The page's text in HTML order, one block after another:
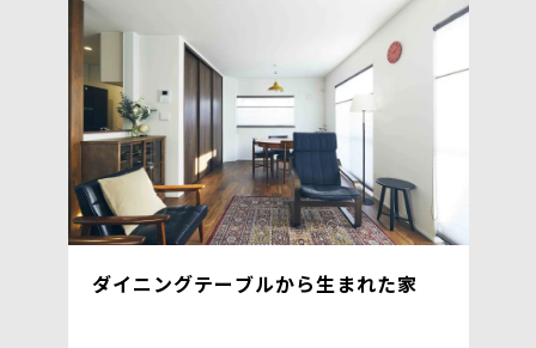
ダイニングテーブルから生まれた家